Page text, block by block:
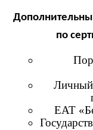
по
Личный
ЕАТ